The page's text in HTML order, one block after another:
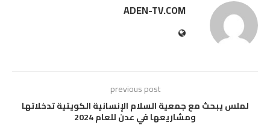
ADEN-TV.COM
previous post
لملس يبحث مع جمعية السلام الإنسانية الكويتية تدخلاتها
ومشاريعها في عدن للعام 2024